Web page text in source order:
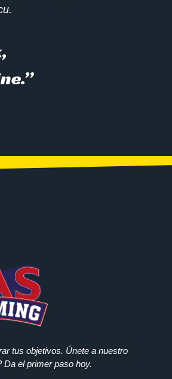
tus objetivos. Únete a nuestro
Da el primer paso hoy.